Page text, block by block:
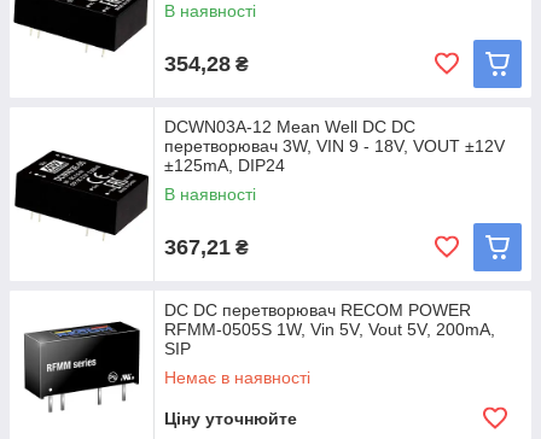
В наявності
354,28 ₴
DCWN03A-12 Mean Well DC DC
перетворювач 3W, VIN 9 - 18V, VOUT ±12V
±125mA, DIP24
В наявності
367,21 ₴
DC DC перетворювач RECOM POWER
RFMM-0505S 1W, Vin 5V, Vout 5V, 200mA,
SIP
Немає в наявності
Ціну уточнюйте